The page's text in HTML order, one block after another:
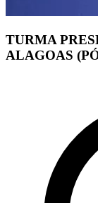
TURMA
ALAGOAS